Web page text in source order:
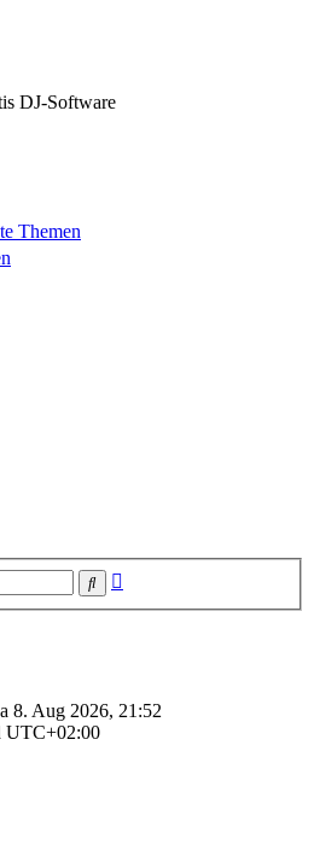
DJ-Software
Themen
Suche
8. Aug 2026, 21:52
UTC+02:00